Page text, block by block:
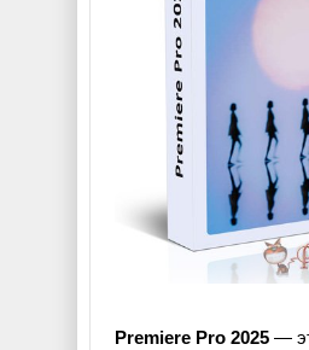
Premiere Pro 2025 —